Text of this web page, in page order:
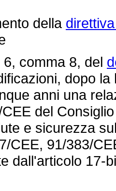
della
comma 8, del
dopo
anni una
del
e sicurezza
CEE, 91/383/
dall'articolo 17-